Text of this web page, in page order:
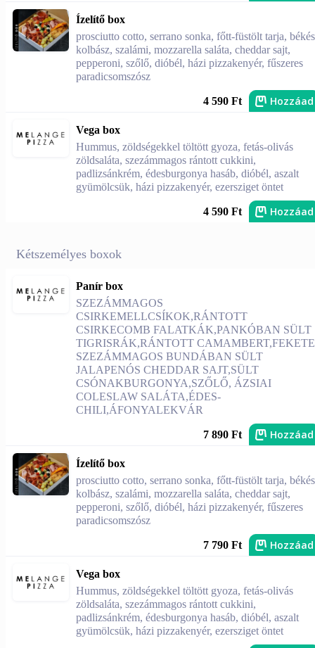
Ízelítő box
prosciutto cotto, serrano sonka, főtt-füstölt tarja,
kolbász, szalámi, mozzarella saláta, cheddar sajt,
pepperoni, szőlő, dióbél, házi pizzakenyér, fűszeres
paradicsomszósz
4 590 Ft Hozzáad
Vega box
Hummus, zöldségekkel töltött gyoza, fetás-olivás
zöldsaláta, szezámmagos rántott cukkini,
padlizsánkrém, édesburgonya hasáb, dióbél, aszalt
gyümölcsük, házi pizzakenyér, ezersziget öntet
4 590 Ft Hozzáad
Kétszemélyes boxok
Panír box
SZEZÁMMAGOS
CSIRKEMELLCSÍKOK,RÁNTOTT
CSIRKECOMB FALATKÁK,PANKÓBAN SÜLT
TIGRISRÁK,RÁNTOTT CAMAMBERT,FEKETE
SZEZÁMMAGOS BUNDÁBAN SÜLT
JALAPENÓS CHEDDAR SAJT,SÜLT
CSÓNAKBURGONYA,SZŐLŐ, ÁZSIAI
COLESLAW SALÁTA,ÉDES-
CHILI,ÁFONYALEKVÁR
7 890 Ft Hozzáad
Ízelítő box
prosciutto cotto, serrano sonka, főtt-füstölt tarja,
kolbász, szalámi, mozzarella saláta, cheddar sajt,
pepperoni, szőlő, dióbél, házi pizzakenyér, fűszeres
paradicsomszósz
7 790 Ft Hozzáad
Vega box
Hummus, zöldségekkel töltött gyoza, fetás-olivás
zöldsaláta, szezámmagos rántott cukkini,
padlizsánkrém, édesburgonya hasáb, dióbél, aszalt
gyümölcsük, házi pizzakenyér, ezersziget öntet